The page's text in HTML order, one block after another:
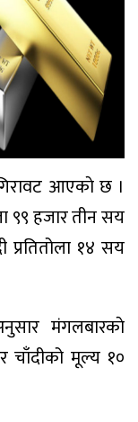
आएकाे छ ।
९९ हजार तीन सय
प्रतितोला १४ सय
मंगलबारकाे
मूल्य १०